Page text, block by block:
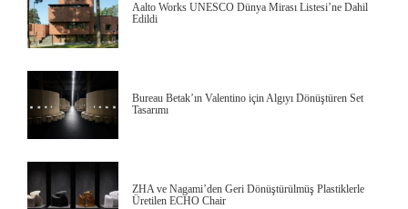
Aalto Works UNESCO Dünya Mirası Listesi’ne Dahil
Edildi
Bureau Betak’ın Valentino için Algıyı Dönüştüren Set
Tasarımı
ZHA ve Nagami’den Geri Dönüştürülmüş Plastiklerle
Üretilen ECHO Chair